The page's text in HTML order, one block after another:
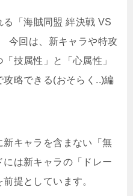
「海賊同盟 絆決戦 VS
今回は、新キャラや特攻
技属性」と「心属性」
略できる(おそらく..)編
キャラを含まない「無
は新キャラの「ドレー
提としています。